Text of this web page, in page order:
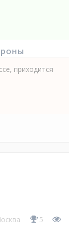
приходится
5